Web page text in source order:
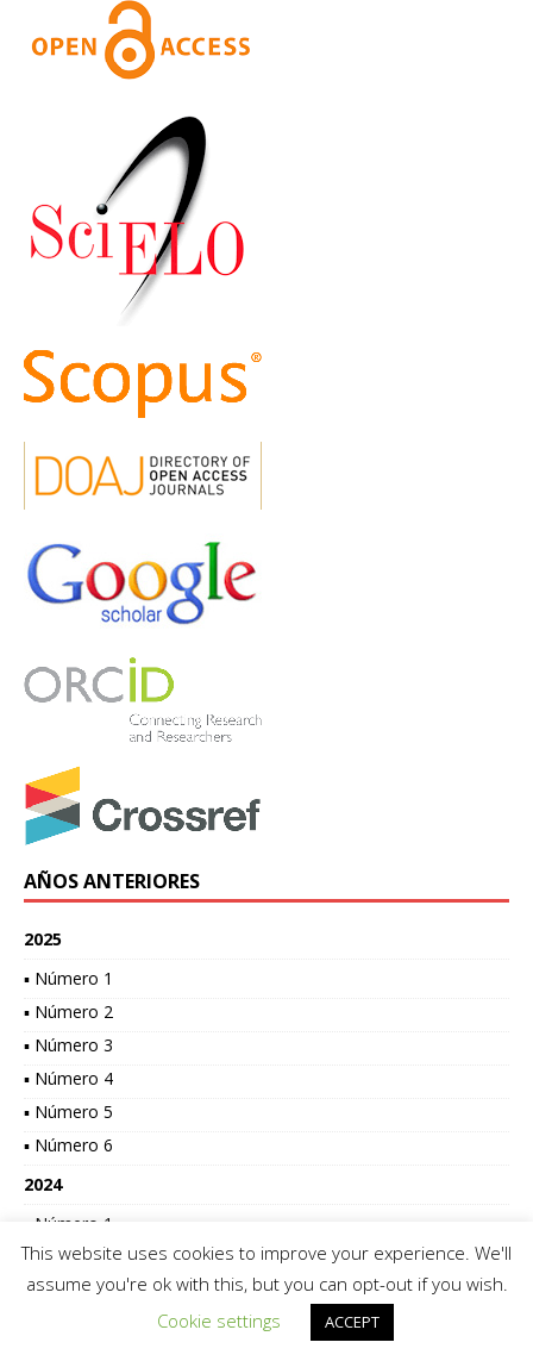
AÑOS ANTERIORES
2025
▪ Número 1
▪ Número 2
▪ Número 3
▪ Número 4
▪ Número 5
▪ Número 6
2024
▪ Número 1
▪ Número 2
This website uses cookies to improve your experience. We'll
assume you're ok with this, but you can opt-out if you wish.
Cookie settings
ACCEPT